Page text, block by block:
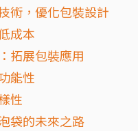
術，優化包裝設計
成本
拓展包裝應用
能性
性
袋的未來之路